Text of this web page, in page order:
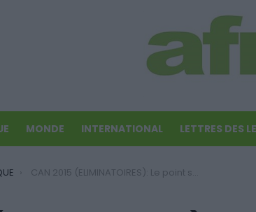
MONDE INTERNATIONAL LETTRES DES
CAN 2015 (ELIMINATOIRES): Le point sur tous les 6 groupes avant les 3ème et 4ème journées